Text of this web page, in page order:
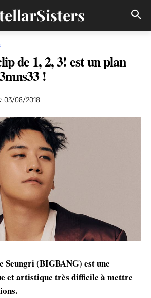
de 1, 2, 3! est un plan
!
03/08/2018
Seungri (BIGBANG) est une
et artistique très difficile à mettre